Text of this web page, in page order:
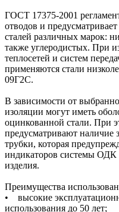
ГОСТ 17375-2001
отводов и
сталей различных марок:
также углеродистых. При
теплосетей и систем
применяются стали
09Г2С.
В зависимости от
изоляции могут иметь
оцинкованной стали.
предусматривают наличие
трубки, которая
индикаторов системы ОДК
изделия.
Преимущества
• высокие
использования до 50 лет;